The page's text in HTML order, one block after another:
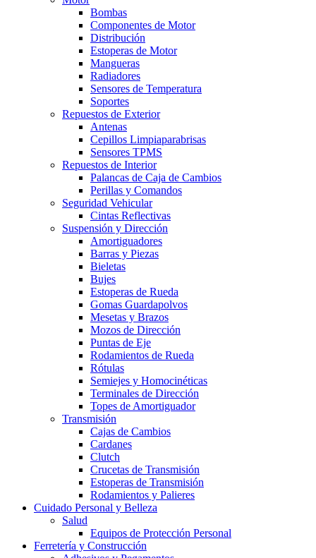
Bombas
Componentes de Motor
Distribución
Estoperas de Motor
Mangueras
Radiadores
Sensores de Temperatura
Soportes
Repuestos de Exterior
Antenas
Cepillos Limpiaparabrisas
Sensores TPMS
Repuestos de Interior
Palancas de Caja de Cambios
Perillas y Comandos
Seguridad Vehicular
Cintas Reflectivas
Suspensión y Dirección
Amortiguadores
Barras y Piezas
Bieletas
Bujes
Estoperas de Rueda
Gomas Guardapolvos
Mesetas y Brazos
Mozos de Dirección
Puntas de Eje
Rodamientos de Rueda
Rótulas
Semiejes y Homocinéticas
Terminales de Dirección
Topes de Amortiguador
Transmisión
Cajas de Cambios
Cardanes
Clutch
Crucetas de Transmisión
Estoperas de Transmisión
Rodamientos y Palieres
Cuidado Personal y Belleza
Salud
Equipos de Protección Personal
Ferretería y Construcción